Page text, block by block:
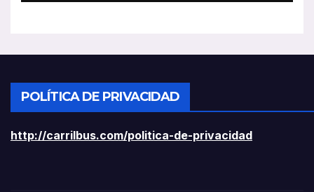
POLÍTICA DE PRIVACIDAD
http://carrilbus.com/politica-de-privacidad